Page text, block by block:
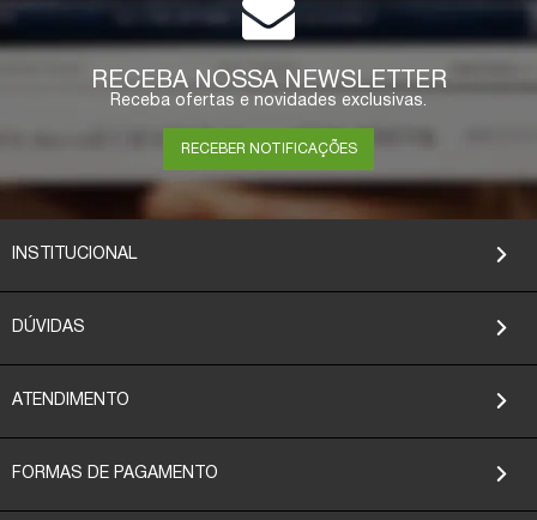
COMPRAR
RECEBA NOSSA NEWSLETTER
Receba ofertas e novidades exclusivas.
RECEBER NOTIFICAÇÕES
INSTITUCIONAL
DÚVIDAS
ATENDIMENTO
FORMAS DE PAGAMENTO